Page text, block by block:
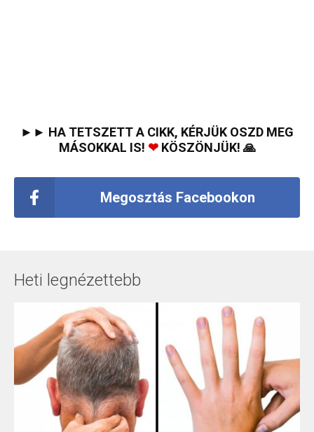
►► HA TETSZETT A CIKK, KÉRJÜK OSZD MEG
MÁSOKKAL IS! ❤KÖSZÖNJÜK! 🙏
Megosztás Facebookon
Heti legnézettebb